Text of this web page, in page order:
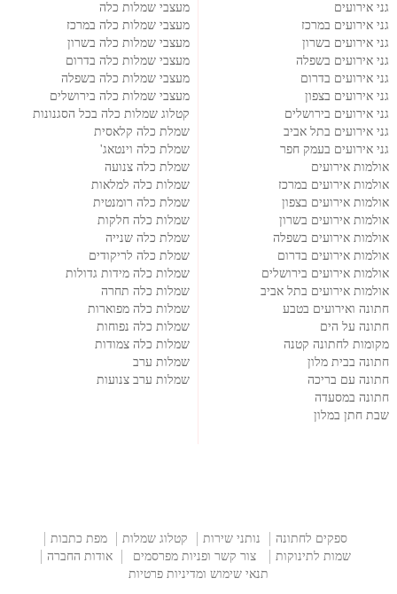
גני אירועים
גני אירועים במרכז
גני אירועים בשרון
גני אירועים בשפלה
גני אירועים בדרום
גני אירועים בצפון
גני אירועים בירושלים
גני אירועים בתל אביב
גני אירועים בעמק חפר
אולמות אירועים
אולמות אירועים במרכז
אולמות אירועים בצפון
אולמות אירועים בשרון
אולמות אירועים בשפלה
אולמות אירועים בדרום
אולמות אירועים בירושלים
אולמות אירועים בתל אביב
חתונה ואירועים בטבע
חתונה על הים
מקומות לחתונה קטנה
חתונה בבית מלון
חתונה עם בריכה
חתונה במסעדה
שבת חתן במלון
מעצבי שמלות כלה
מעצבי שמלות כלה במרכז
מעצבי שמלות כלה בשרון
מעצבי שמלות כלה בדרום
מעצבי שמלות כלה בשפלה
מעצבי שמלות כלה בירושלים
קטלוג שמלות כלה בכל הסגנונות
שמלת כלה קלאסית
שמלת כלה וינטאג'
שמלת כלה צנועה
שמלות כלה למלאות
שמלת כלה רומנטית
שמלות כלה חלקות
שמלת כלה שנייה
שמלת כלה לריקודים
שמלות כלה מידות גדולות
שמלות כלה תחרה
שמלות כלה מפוארות
שמלות כלה נפוחות
שמלות כלה צמודות
שמלות ערב
שמלות ערב צנועות
ספקים לחתונה נותני שירות קטלוג שמלות
מפת כתבות
שמות לתינוקות
צור קשר ופניות מפרסמים
אודות החברה
תנאי שימוש ומדיניות פרטיות